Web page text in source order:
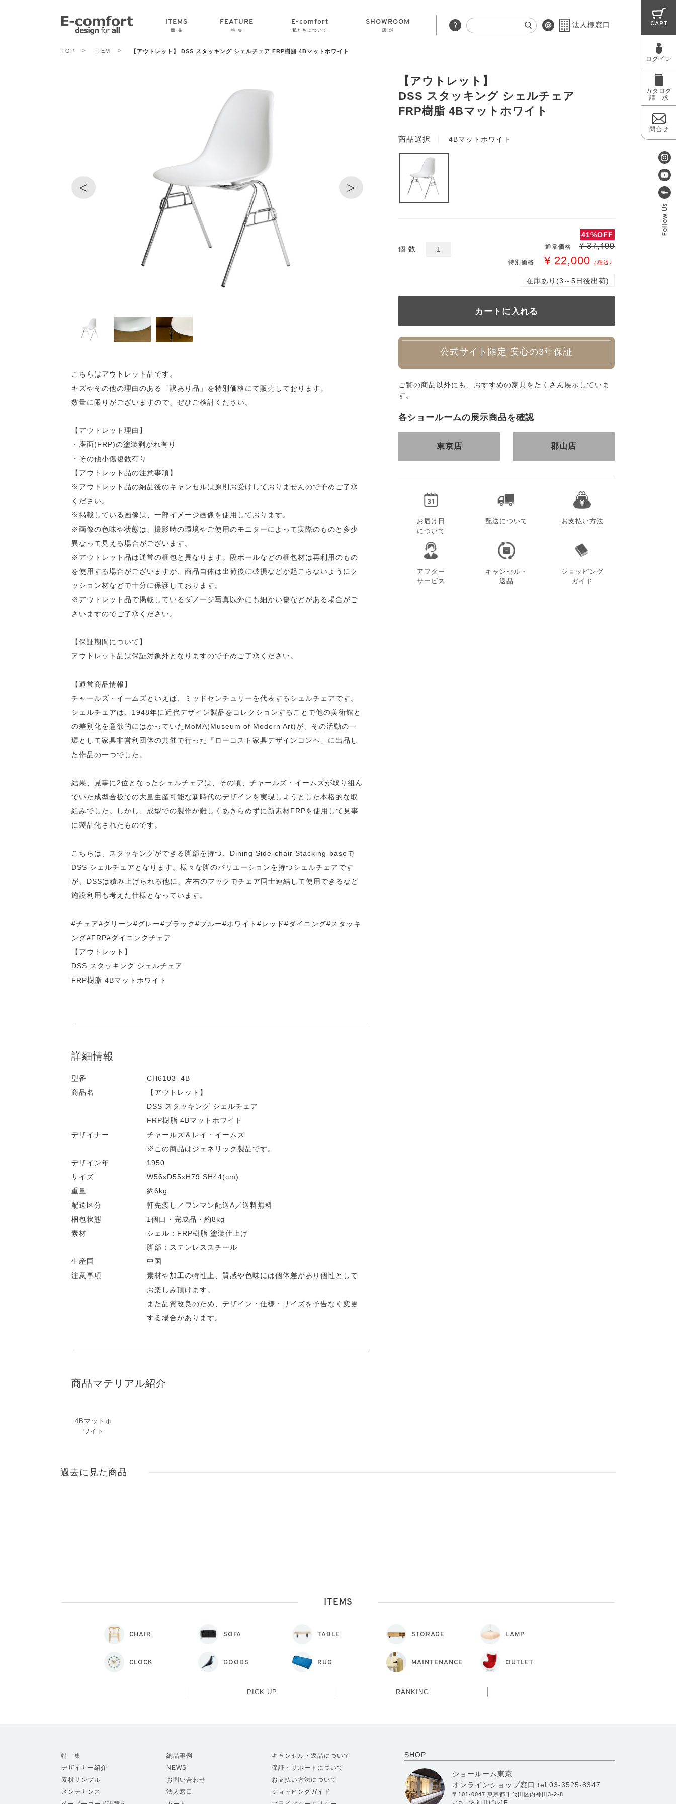
ITEMS
商 品
FEATURE
特 集
E-comfort
私たちについて
SHOWROOM
店 舗
法人様窓口 CART
ログイン
カタログ
請 求
問合せ
TOP > ITEM > 【アウトレット】 DSS スタッキング シェルチェア FRP樹脂 4Bマットホワイト
【アウトレット】
DSS スタッキング シェルチェア
FRP樹脂 4Bマットホワイト
< >
商品選択 4Bマットホワイト
個 数
41%OFF
通常価格 ¥ 37,400
特別価格 ¥ 22,000 （税込）
在庫あり(3～5日後出荷)
公式サイト限定 安心の3年保証
ご覧の商品以外にも、おすすめの家具をたくさん展示していま
す。
各ショールームの展示商品を確認
東京店 郡山店
お届け日
について
配送について お支払い方法
アフター
サービス
キャンセル・
返品
ショッピング
ガイド
こちらはアウトレット品です。
キズやその他の理由のある「訳あり品」を特別価格にて販売しております。
数量に限りがございますので、ぜひご検討ください。
【アウトレット理由】
・座面(FRP)の塗装剥がれ有り
・その他小傷複数有り
【アウトレット品の注意事項】
※アウトレット品の納品後のキャンセルは原則お受けしておりませんので予めご了承
ください。
※掲載している画像は、一部イメージ画像を使用しております。
※画像の色味や状態は、撮影時の環境やご使用のモニターによって実際のものと多少
異なって見える場合がございます。
※アウトレット品は通常の梱包と異なります。段ボールなどの梱包材は再利用のもの
を使用する場合がございますが、商品自体は出荷後に破損などが起こらないようにク
ッション材などで十分に保護しております。
※アウトレット品で掲載しているダメージ写真以外にも細かい傷などがある場合がご
ざいますのでご了承ください。
【保証期間について】
アウトレット品は保証対象外となりますので予めご了承ください。
【通常商品情報】
チャールズ・イームズといえば、ミッドセンチュリーを代表するシェルチェアです。
シェルチェアは、1948年に近代デザイン製品をコレクションすることで他の美術館と
の差別化を意欲的にはかっていたMoMA(Museum of Modern Art)が、その活動の一
環として家具非営利団体の共催で行った『ローコスト家具デザインコンペ」に出品し
た作品の一つでした。
結果、見事に2位となったシェルチェアは、その頃、チャールズ・イームズが取り組ん
でいた成型合板での大量生産可能な新時代のデザインを実現しようとした本格的な取
組みでした。しかし、成型での製作が難しくあきらめずに新素材FRPを使用して見事
に製品化されたものです。
こちらは、スタッキングができる脚部を持つ、Dining Side-chair Stacking-baseで
DSS シェルチェアとなります。様々な脚のバリエーションを持つシェルチェアです
が、DSSは積み上げられる他に、左右のフックでチェア同士連結して使用できるなど
施設利用も考えた仕様となっています。
#チェア#グリーン#グレー#ブラック#ブルー#ホワイト#レッド#ダイニング#スタッキ
ング#FRP#ダイニングチェア
【アウトレット】
DSS スタッキング シェルチェア
FRP樹脂 4Bマットホワイト
詳細情報
型番
CH6103_4B
商品名
【アウトレット】
DSS スタッキング シェルチェア
FRP樹脂 4Bマットホワイト
デザイナー
チャールズ＆レイ・イームズ
※この商品はジェネリック製品です。
デザイン年
1950
サイズ
W56xD55xH79 SH44(cm)
重量
約6kg
配送区分
軒先渡し／ワンマン配送A／送料無料
梱包状態
1個口・完成品・約8kg
素材
シェル：FRP樹脂 塗装仕上げ
脚部：ステンレススチール
生産国
中国
注意事項
素材や加工の特性上、質感や色味には個体差があり個性として
お楽しみ頂けます。
また品質改良のため、デザイン・仕様・サイズを予告なく変更
する場合があります。
商品マテリアル紹介
4Bマットホ
ワイト
過去に見た商品
ITEMS
CHAIR SOFA TABLE STORAGE LAMP
CLOCK GOODS RUG MAINTENANCE OUTLET
PICK UP RANKING
SHOP
ショールーム東京
オンラインショップ窓口 tel.03-3525-8347
〒101-0047 東京都千代田区内神田3-2-8
いちご内神田ビル1F
特 集
デザイナー紹介
素材サンプル
メンテナンス
納品事例
NEWS
お問い合わせ
法人窓口
キャンセル・返品について
保証・サポートについて
お支払い方法について
ショッピングガイド